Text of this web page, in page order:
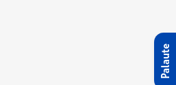
Palaute